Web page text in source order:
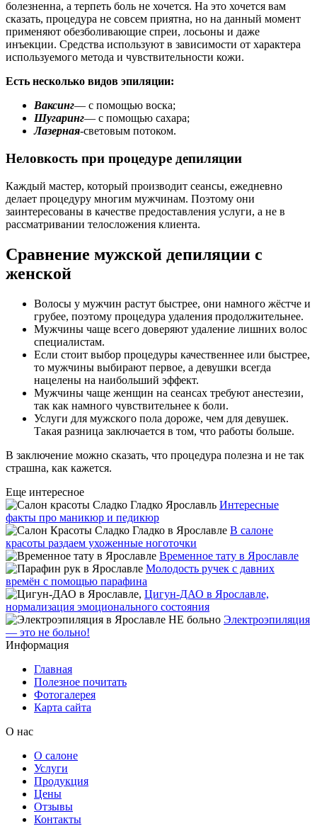
болезненна, а терпеть боль не хочется. На это хочется вам
сказать, процедура не совсем приятна, но на данный момент
применяют обезболивающие спреи, лосьоны и даже
инъекции. Средства используют в зависимости от характера
используемого метода и чувствительности кожи.
Есть несколько видов эпиляции:
Ваксинг— с помощью воска;
Шугаринг— с помощью сахара;
Лазерная-световым потоком.
Неловкость при процедуре депиляции
Каждый мастер, который производит сеансы, ежедневно
делает процедуру многим мужчинам. Поэтому они
заинтересованы в качестве предоставления услуги, а не в
рассматривании телосложения клиента.
Сравнение мужской депиляции с
женской
Волосы у мужчин растут быстрее, они намного жёстче и
грубее, поэтому процедура удаления продолжительнее.
Мужчины чаще всего доверяют удаление лишних волос
специалистам.
Если стоит выбор процедуры качественнее или быстрее,
то мужчины выбирают первое, а девушки всегда
нацелены на наибольший эффект.
Мужчины чаще женщин на сеансах требуют анестезии,
так как намного чувствительнее к боли.
Услуги для мужского пола дороже, чем для девушек.
Такая разница заключается в том, что работы больше.
В заключение можно сказать, что процедура полезна и не так
страшна, как кажется.
Еще интересное
Интересные
факты про маникюр и педикюр
В салоне
красоты раздаем ухоженные ноготочки
Временное тату в Ярославле
Молодость ручек с давних
времён с помощью парафина
Цигун-ДАО в Ярославле,
нормализация эмоционального состояния
Электроэпиляция
— это не больно!
Информация
Главная
Полезное почитать
Фотогалерея
Карта сайта
О нас
О салоне
Услуги
Продукция
Цены
Отзывы
Контакты